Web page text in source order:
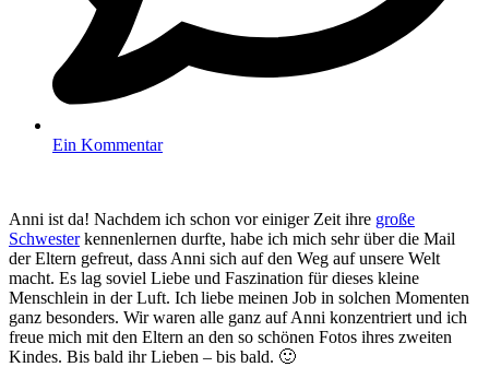
Ein Kommentar
Anni ist da! Nachdem ich schon vor einiger Zeit ihre große
Schwesterkennenlernen durfte, habe ich mich sehr über die Mail
der Eltern gefreut, dass Anni sich auf den Weg auf unsere Welt
macht. Es lag soviel Liebe und Faszination für dieses kleine
Menschlein in der Luft. Ich liebe meinen Job in solchen Momenten
ganz besonders. Wir waren alle ganz auf Anni konzentriert und ich
freue mich mit den Eltern an den so schönen Fotos ihres zweiten
Kindes. Bis bald ihr Lieben – bis bald. 🙂